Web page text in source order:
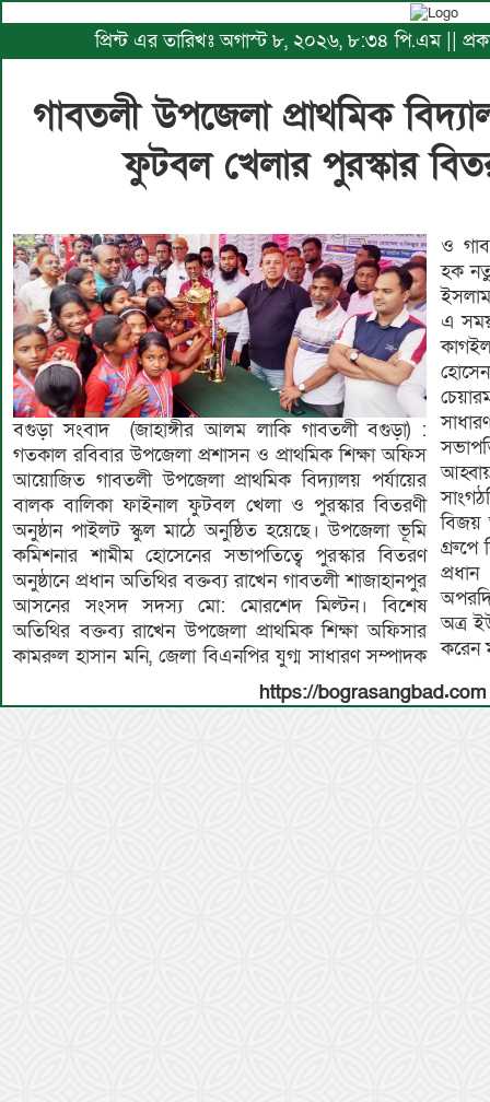
প্রিন্ট এর তারিখঃ অগাস্ট ৮, ২০২৬, ৮:৩৪ পি.এম ||
গাবতলী উপজেলা প্রাথমিক
ফুটবল খেলার পুরস্কার
বগুড়া সংবাদ (জাহাঙ্গীর আলম লাকি গাবতলী বগুড়া) :
গতকাল রবিবার উপজেলা প্রশাসন ও প্রাথমিক শিক্ষা অফিস
আয়োজিত গাবতলী উপজেলা প্রাথমিক বিদ্যালয় পর্যায়ের
বালক বালিকা ফাইনাল ফুটবল খেলা ও পুরস্কার বিতরণী
অনুষ্ঠান পাইলট স্কুল মাঠে অনুষ্ঠিত হয়েছে। উপজেলা ভূমি
কমিশনার শামীম হোসেনের সভাপতিত্বে পুরস্কার বিতরণ
অনুষ্ঠানে প্রধান অতিথির বক্তব্য রাখেন গাবতলী শাজাহানপুর
আসনের সংসদ সদস্য মো: মোরশেদ মিল্টন। বিশেষ
অতিথির বক্তব্য রাখেন উপজেলা প্রাথমিক শিক্ষা অফিসার
কামরুল হাসান মনি, জেলা বিএনপির যুগ্ম সাধারণ সম্পাদক
ও
হক
এ
বিজয়
গ্রুপে
অত্র
করেন
https://